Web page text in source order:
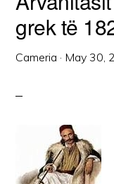
grek të
Cameria · May 30,